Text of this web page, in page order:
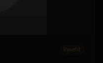
Rosetit